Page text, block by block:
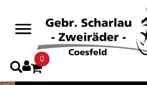
0
Fahrräder